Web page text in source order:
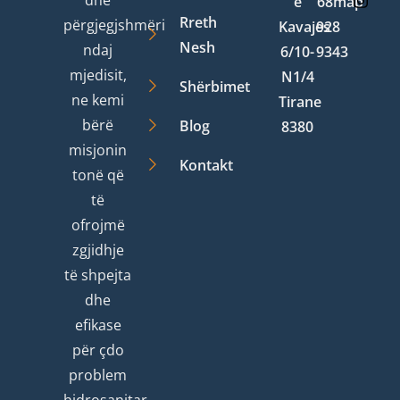
përgjegjshmëri
ndaj
mjedisit,
ne kemi
bërë
misjonin
tonë që
të
ofrojmë
zgjidhje
të shpejta
dhe
efikase
për çdo
problem
Rreth
Nesh
Shërbimet
Blog
Kontakt
Kavajes
6/10-
N1/4
Tirane
8380
928
9343